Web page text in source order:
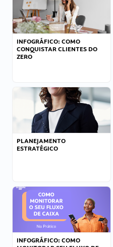
INFOGRÁFICO: COMO
CONQUISTAR CLIENTES DO
ZERO
PLANEJAMENTO
ESTRATÉGICO
INFOGRÁFICO: COMO